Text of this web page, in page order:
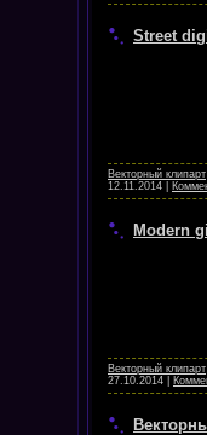
Street
Векторный клипарт
12.11.2014
Modern
Векторный клипарт
27.10.2014